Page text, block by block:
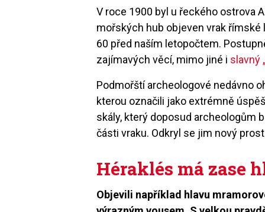
V roce 1900 byl u řeckého ostrova
mořských hub objeven vrak římské
60 před naším letopočtem.
zajímavých věcí, mimo jiné i slavný
Podmořští archeologové nedávno
kterou označili jako extrémně
skály, který doposud archeologům
části vraku. Odkryl se jim nový
Héraklés má zase
Objevili například hlavu